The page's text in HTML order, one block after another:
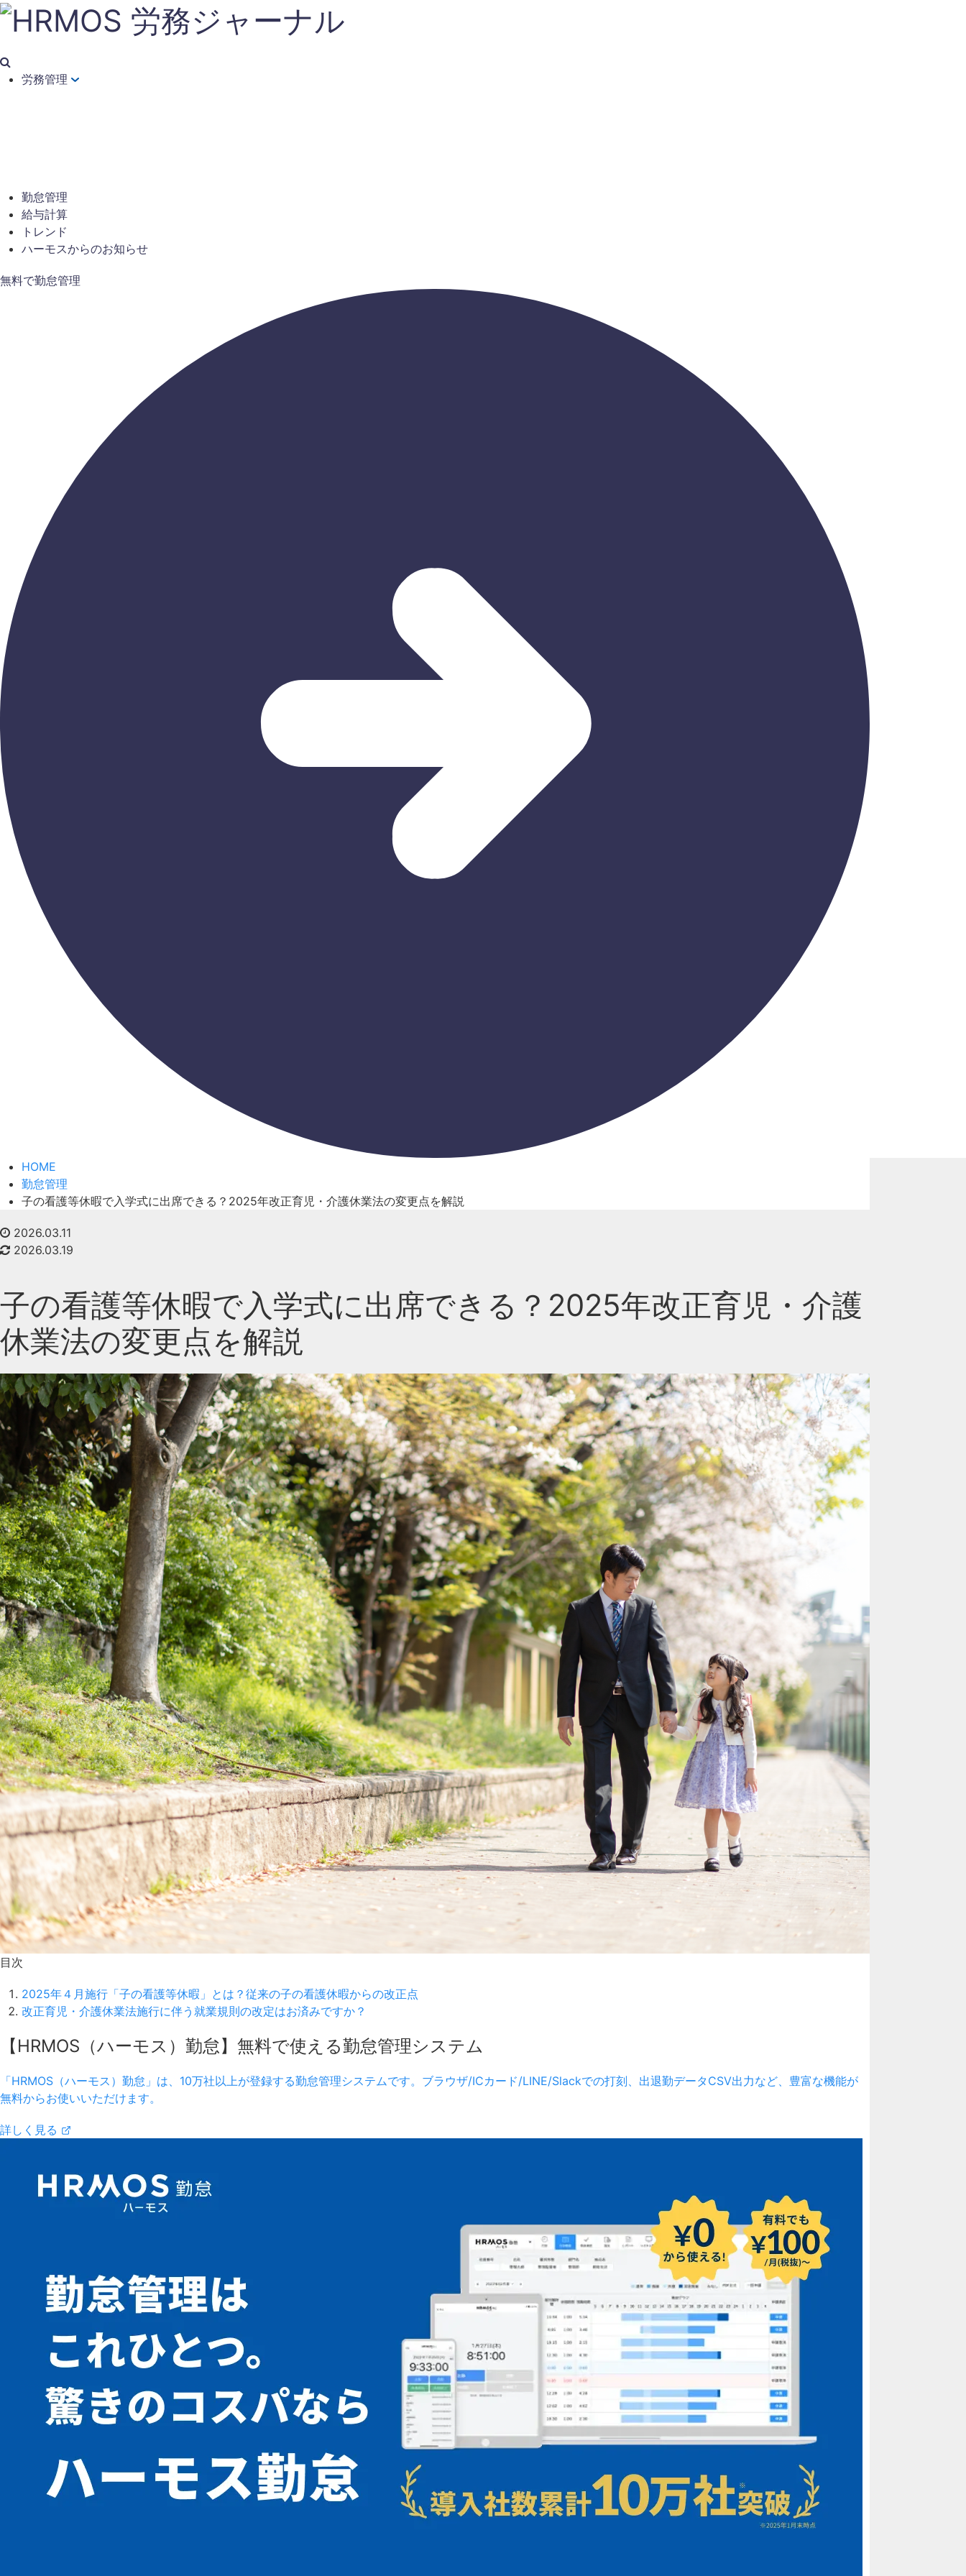
労務管理
勤怠管理
給与計算
トレンド
ハーモスからのお知らせ
無料で勤怠管理
HOME
勤怠管理
子の看護等休暇で入学式に出席できる？2025年改正育児・介護休業法の変更点を解説
2026.03.11
2026.03.19
子の看護等休暇で入学式に出席できる？2025年改正育児・介護
休業法の変更点を解説
目次
2025年４月施行「子の看護等休暇」とは？従来の子の看護休暇からの改正点
改正育児・介護休業法施行に伴う就業規則の改定はお済みですか？
【HRMOS（ハーモス）勤怠】無料で使える勤怠管理システム
「HRMOS（ハーモス）勤怠」は、10万社以上が登録する勤怠管理システムです。ブラウザ/ICカード/LINE/Slackでの打刻、出退勤データCSV出力など、豊富な機能が
無料からお使いいただけます。
詳しく見る